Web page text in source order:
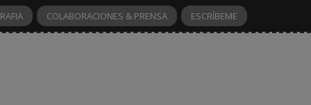
COLABORACIONES & PRENSA ESCRÍBEME